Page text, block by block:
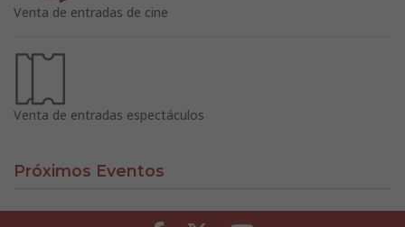
Venta de entradas de cine
Venta de entradas espectáculos
Próximos Eventos